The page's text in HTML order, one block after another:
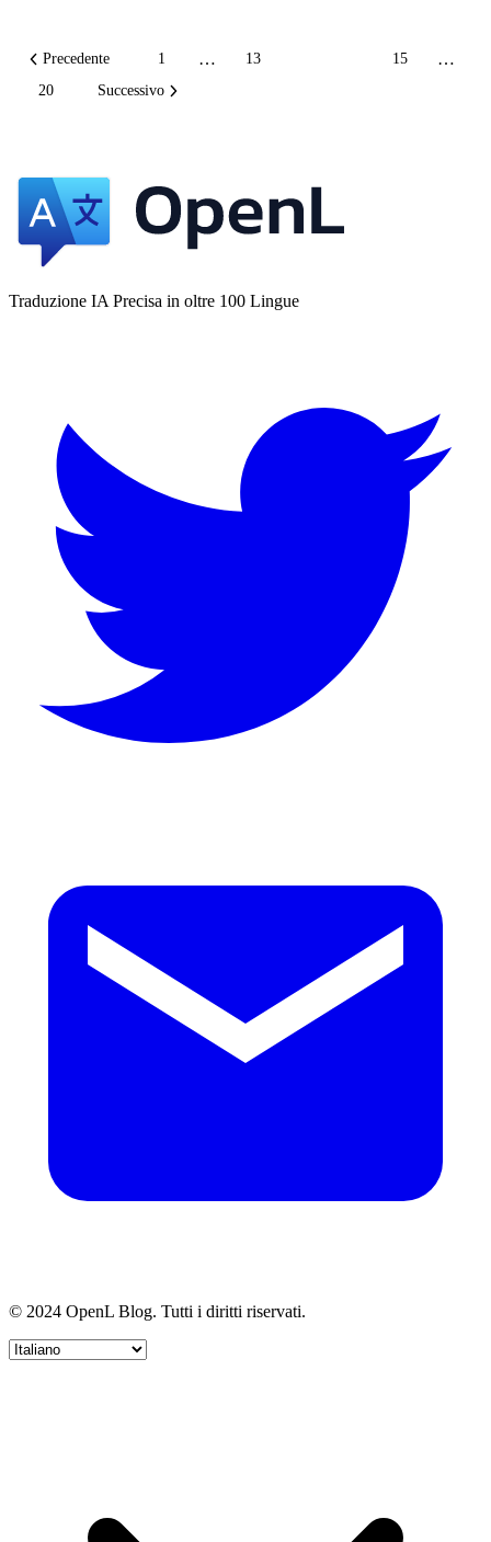
Precedente 1 … 13 15 …
20 Successivo
Traduzione IA Precisa in oltre 100 Lingue
© 2024 OpenL Blog. Tutti i diritti riservati.